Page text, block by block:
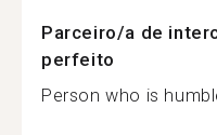
Parceiro/a de
perfeito
Person who is